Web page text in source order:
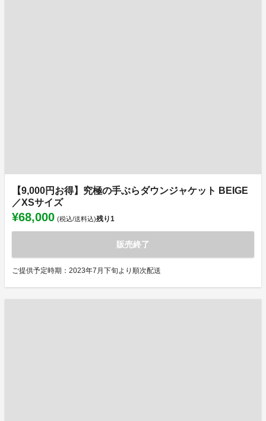
【9,000円お得】究極の手ぶらダウンジャケット BEIGE
／XSサイズ
¥68,000 (税込/送料込)残り1
販売終了
ご提供予定時期：2023年7月下旬より順次配送